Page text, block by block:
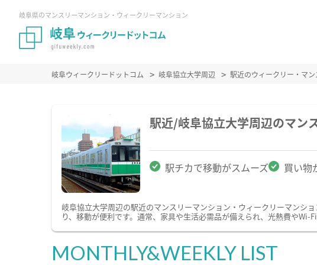
岐阜県のマンスリーマンション・ウィークリーマンション
岐阜ウィークリードットコム 岐阜協立大学周辺 駅近のウィークリー・マ
駅近/岐阜協立大学周辺のマン
駅チカで移動がスムーズ 買い物
岐阜協立大学周辺の駅近のマンスリーマンション・ウィークリーマンシ
り、移動が便利です。通常、家具や生活必需品が備えられ、光熱費や
MONTHLY&WEEKLY LIST